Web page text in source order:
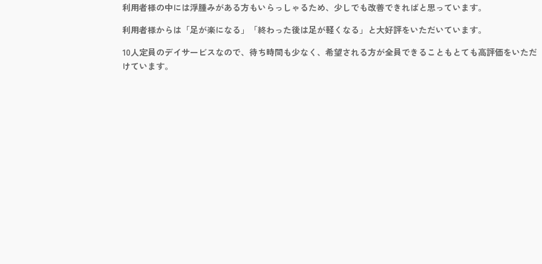
利用者様の中には浮腫みがある方もいらっしゃるため、少しでも改善できればと思っています。
利用者様からは「足が楽になる」「終わった後は足が軽くなる」と大好評をいただいています。
10人定員のデイサービスなので、待ち時間も少なく、希望される方が全員できることもとても高評価をいただ
けています。